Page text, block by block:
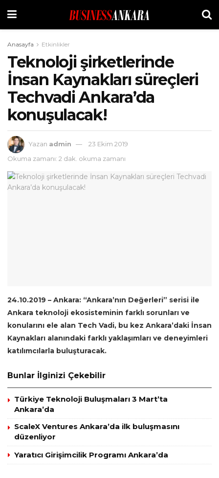
Anasayfa Etkinlikler
Teknoloji şirketlerinde
İnsan Kaynakları süreçleri
Techvadi Ankara’da
konuşulacak!
Yazan admin
23 Ekim 2019
Okuma zamanı: 2 dak. okuma zamanı
24.10.2019 – Ankara: “Ankara’nın Değerleri” serisi ile
Ankara teknoloji ekosisteminin farklı sorunları ve
konularını ele alan Tech Vadi, bu kez Ankara’daki İnsan
Kaynakları alanındaki farklı yaklaşımları ve deneyimleri
katılımcılarla buluşturacak.
Bunlar İlginizi Çekebilir
Türkiye Teknoloji Buluşmaları 3 Mart’ta
Ankara’da
ScaleX Ventures Ankara’da ilk buluşmasını
düzenliyor
Yaratıcı Girişimcilik Programı Ankara’da